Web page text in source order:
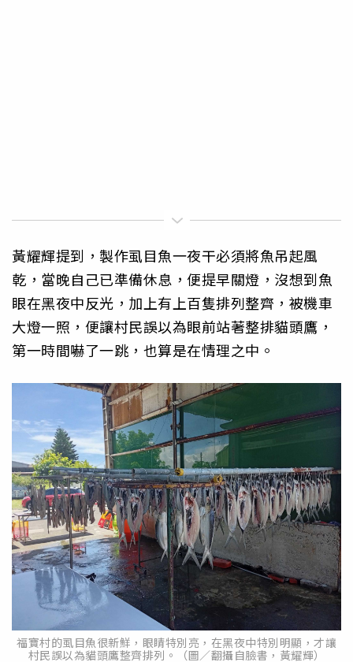
黃耀輝提到，製作虱目魚一夜干必須將魚吊起風
乾，當晚自己已準備休息，便提早關燈，沒想到魚
眼在黑夜中反光，加上有上百隻排列整齊，被機車
大燈一照，便讓村民誤以為眼前站著整排貓頭鷹，
第一時間嚇了一跳，也算是在情理之中。
福寶村的虱目魚很新鮮，眼睛特別亮，在黑夜中特別明顯，才讓
村民誤以為貓頭鷹整齊排列。（圖／翻攝自臉書，黃耀輝）